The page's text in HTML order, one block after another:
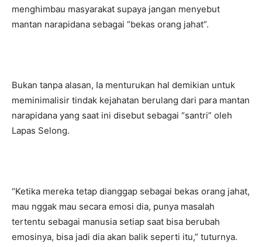
menghimbau masyarakat supaya jangan menyebut
mantan narapidana sebagai “bekas orang jahat”.
Bukan tanpa alasan, Ia menturukan hal demikian untuk
meminimalisir tindak kejahatan berulang dari para mantan
narapidana yang saat ini disebut sebagai “santri” oleh
Lapas Selong.
“Ketika mereka tetap dianggap sebagai bekas orang jahat,
mau nggak mau secara emosi dia, punya masalah
tertentu sebagai manusia setiap saat bisa berubah
emosinya, bisa jadi dia akan balik seperti itu,” tuturnya.